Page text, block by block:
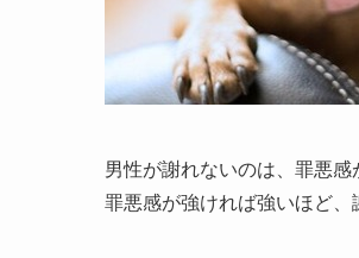
男性が謝れないのは、罪悪感
罪悪感が強ければ強いほど、